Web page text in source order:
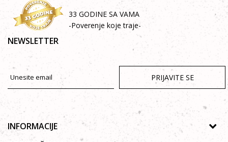
33 GODINE SA VAMA
-Poverenje koje traje-
NEWSLETTER
PRIJAVITE SE
INFORMACIJE